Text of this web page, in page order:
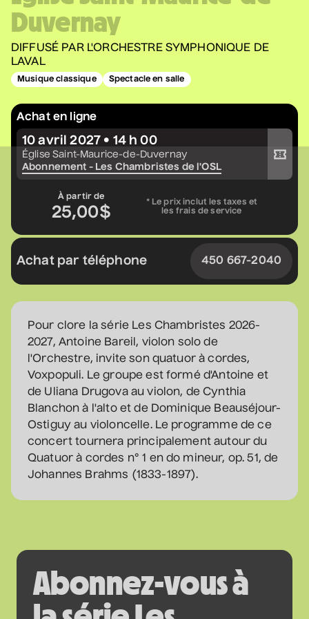
Constellation de cordes
• Zones musicales
Cour intérieure de la Maison des Arts
Complet
Marie Céleste
• Tout ce qui brille
27 août 2026• 19 h 30
Station culturelle Momo
Gratuit
David Corriveau
• 100 contrefaçons
30 août 2026
Salle André-Mathieu
Après-midi
Sam Breton
• Ga-lé aller
2 septembre 2026• 19 h 30
Salle André-Mathieu
Supplémentaire
Korine Côté, Gabrielle
Caron, Rolly Assal
• Korine Côté et invités
3 septembre 2026• 19 h 30
• Trop cool
Salle André-Mathieu
Duvernay
DIFFUSÉ PAR L'ORCHESTRE SYMPHONIQUE DE
LAVAL
Musique classique Spectacle en salle
Achat en ligne
Acheter votre billet
10 avril 2027 • 14 h 00
Église Saint-Maurice-de-Duvernay
Abonnement - Les Chambristes de l'OSL
À partir de
25,00$
* Le prix inclut les taxes et
les frais de service
Achat par téléphone 450 667-2040
Pour clore la série Les Chambristes 2026-
2027, Antoine Bareil, violon solo de
l'Orchestre, invite son quatuor à cordes,
Voxpopuli. Le groupe est formé d'Antoine et
de Uliana Drugova au violon, de Cynthia
Blanchon à l'alto et de Dominique Beauséjour-
Ostiguy au violoncelle. Le programme de ce
concert tournera principalement autour du
Quatuor à cordes n° 1 en do mineur, op. 51, de
Johannes Brahms (1833-1897).
Abonnez-vous à